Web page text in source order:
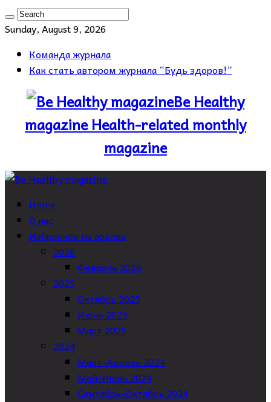
Sunday, August 9, 2026
Команда журнала
Как стать автором журнала “Будь здоров!”
Be Healthy
magazine Health-related monthly
magazine
Home
О нас
Избранное из архива
2026
Февраль 2026
2025
Октябрь 2025
Июнь 2025
Март 2025
2024
Март-Апрель 2024
Май-Июнь 2024
Сентябрь-Октябрь 2024